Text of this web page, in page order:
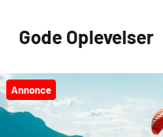
Gode Oplevelser
Annonce